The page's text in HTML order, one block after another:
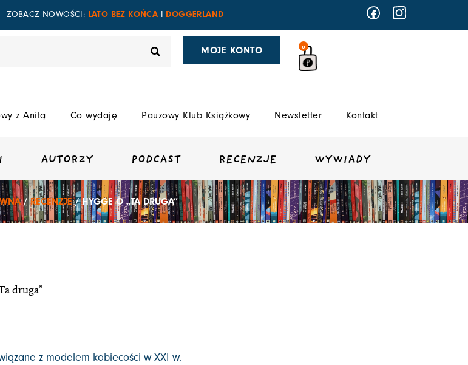
ZOBACZ NOWOŚCI: LATO BEZ KOŃCA DOGGERLAND
MOJE KONTO 0
z Anitą Co wydaję Pauzowy Klub Książkowy Newsletter Kontakt
AUTORZY PODCAST RECENZJE WYWIADY
/RECENZJE/ HYGGE O „TA DRUGA”
druga”
z modelem kobiecości w XXI w.